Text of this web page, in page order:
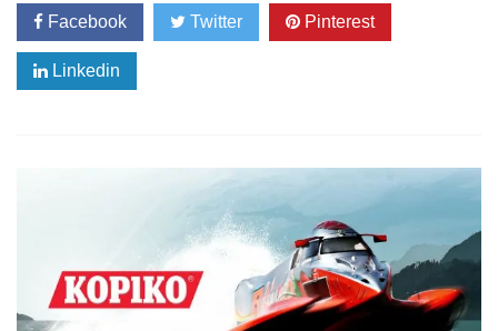
Facebook Twitter Pinterest
Linkedin